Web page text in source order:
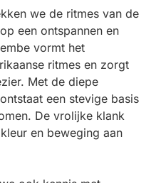
we de ritmes van de
een ontspannen en
vormt het
ritmes en zorgt
Met de diepe
een stevige basis
De vrolijke klank
en beweging aan